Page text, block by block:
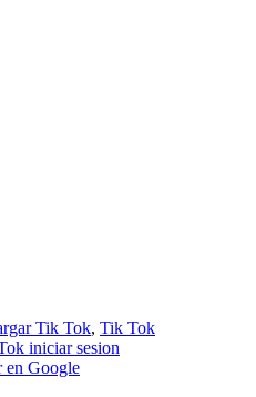
Tik Tok, Tik Tok
iniciar sesion
en Google